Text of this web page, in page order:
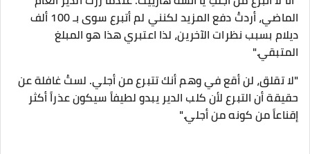
الماضي، أردتُ دفع المزيد لكنني لم أتبرع سوى بـ 100 ألف
ديلام بسبب نظرات الآخرين، لذا اعتبري هذا هو المبلغ
المتبقي."
"لا تقلق، لن أقع في وهم أنك تتبرع من أجلي. لستُ غافلة عن
حقيقة أن التبرع لأن كلب الدير يبدو لطيفاً سيكون عذراً أكثر
إقناعاً من كونه من أجلي."